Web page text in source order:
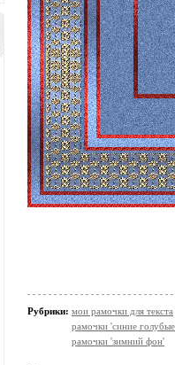
Рубрики: мои рамочки для текста
рамочки 'синие
рамочки 'зимний фон'